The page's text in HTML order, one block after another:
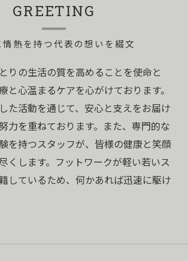
情熱を持つ代表の想いを綴文
GREETING
りの生活の質を高めることを使命と
と心温まるケアを心がけております。
た活動を通じて、安心と支えをお届け
力を重ねております。また、専門的な
を持つスタッフが、皆様の健康と笑顔
くします。フットワークが軽い若いス
しているため、何かあれば迅速に駆け